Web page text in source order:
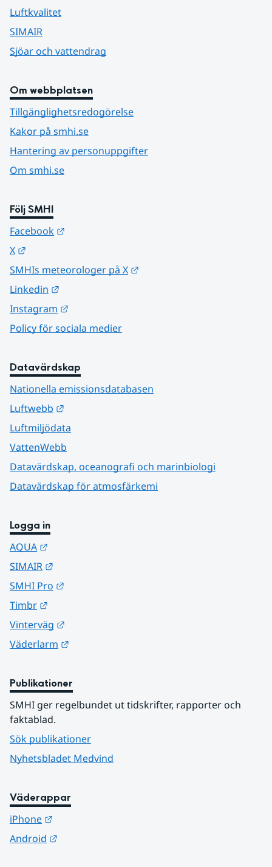
Luftkvalitet
SIMAIR
Sjöar och vattendrag
Om webbplatsen
Tillgänglighetsredogörelse
Kakor på smhi.se
Hantering av personuppgifter
Om smhi.se
Följ SMHI
Facebook
X
SMHIs meteorologer på X
Linkedin
Instagram
Policy för sociala medier
Datavärdskap
Nationella emissionsdatabasen
Luftwebb
Luftmiljödata
VattenWebb
Datavärdskap, oceanografi och marinbiologi
Datavärdskap för atmosfärkemi
Logga in
AQUA
SIMAIR
SMHI Pro
Timbr
Vinterväg
Väderlarm
Publikationer
SMHI ger regelbundet ut tidskrifter, rapporter och
faktablad.
Sök publikationer
Nyhetsbladet Medvind
Väderappar
iPhone
Android